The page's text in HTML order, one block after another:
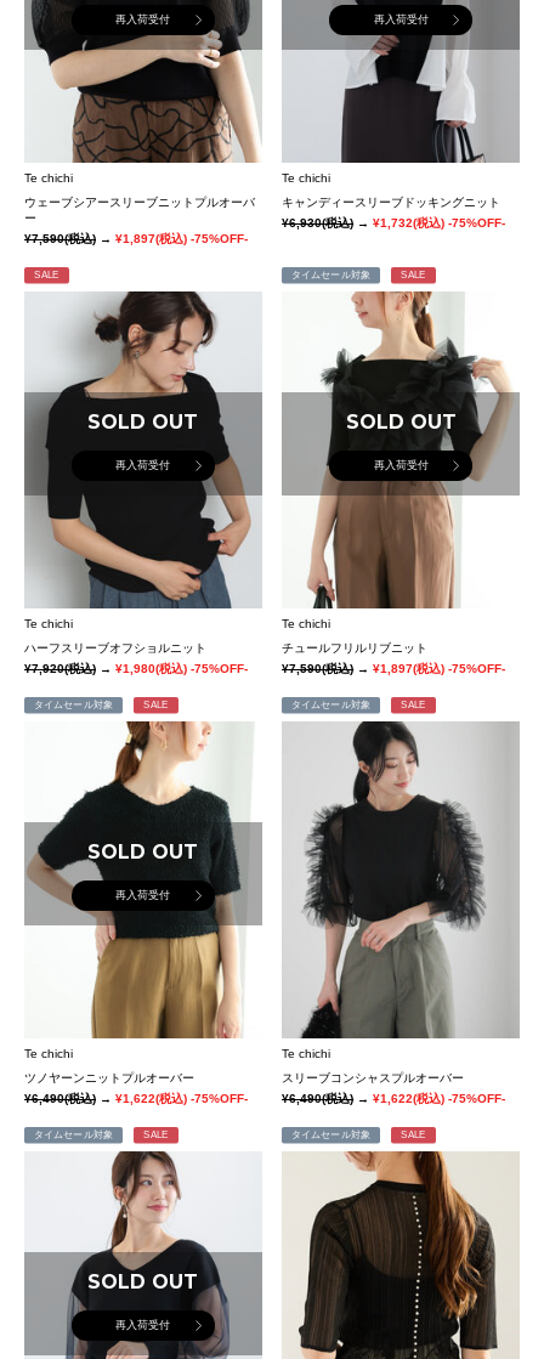
再入荷受付
Te chichi
ウェーブシアースリーブニットプルオーバ
ー
¥7,590(税込) → ¥1,897(税込) -75%OFF-
再入荷受付
Te chichi
キャンディースリーブドッキングニット
¥6,930(税込)→¥1,732(税込) -75%OFF-
SALE
SOLD OUT
再入荷受付
Te chichi
ハーフスリーブオフショルニット
¥7,920(税込) → ¥1,980(税込) -75%OFF-
タイムセール対象 SALE
SOLD OUT
再入荷受付
Te chichi
チュールフリルリブニット
¥7,590(税込)→¥1,897(税込) -75%OFF-
タイムセール対象 SALE
SOLD OUT
再入荷受付
Te chichi
ツノヤーンニットプルオーバー
¥6,490(税込) → ¥1,622(税込) -75%OFF-
タイムセール対象 SALE
Te chichi
スリーブコンシャスプルオーバー
¥6,490(税込)→¥1,622(税込) -75%OFF-
タイムセール対象 SALE
SOLD OUT
再入荷受付
タイムセール対象 SALE